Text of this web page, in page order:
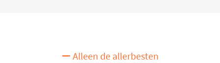
Alleen de allerbesten